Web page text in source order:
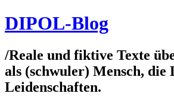
DIPOL-Blog
/Reale und fiktive Texte
als (schwuler) Mensch, die
Leidenschaften.